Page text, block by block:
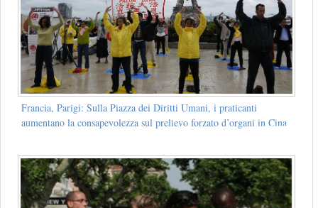
Francia, Parigi: Sulla Piazza dei Diritti Umani, i praticanti
aumentano la consapevolezza sul prelievo forzato d’organi in Cina